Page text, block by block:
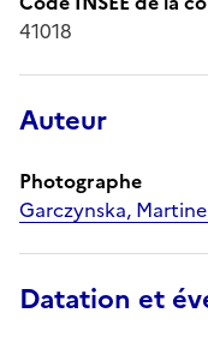
41018
Auteur
Photographe
Garczynska, Martine
Datation et